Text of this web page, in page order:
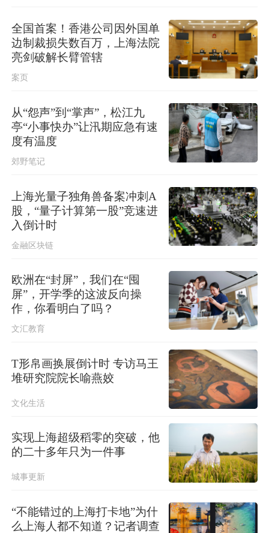
台风“白海豚”影响我国已成定局 即将
进入48小时台风警戒线
外交部：日本“再军事化”已成地区和平
稳现实威胁，必须高度警惕
全国首案！香港公司因外国单
边制裁损失数百万，上海法院
亮剑破解长臂管辖
案页
从“怨声”到“掌声”，松江九
亭“小事快办”让汛期应急有速
度有温度
郊野笔记
上海光量子独角兽备案冲刺A
股，“量子计算第一股”竞速进
入倒计时
金融区块链
欧洲在“封屏”，我们在“囤
屏”，开学季的这波反向操
作，你看明白了吗？
文汇教育
T形帛画换展倒计时 专访马王
堆研究院院长喻燕姣
文化生活
实现上海超级稻零的突破，他
的二十多年只为一件事
城事更新
“不能错过的上海打卡地”为什
么上海人都不知道？记者调查